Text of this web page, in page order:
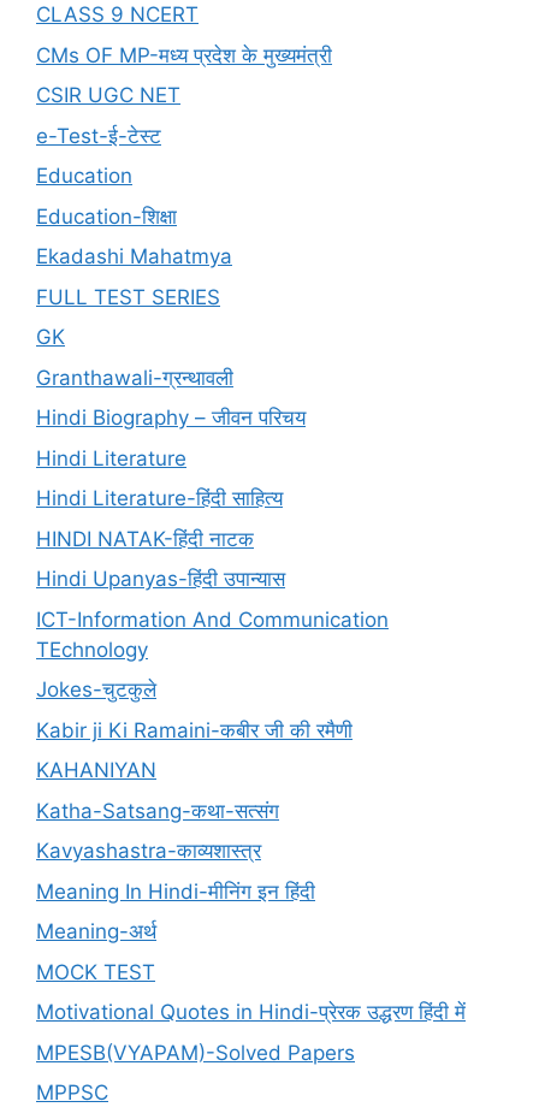
CLASS 9 NCERT
CMs OF MP-मध्य प्रदेश के मुख्यमंत्री
CSIR UGC NET
e-Test-ई-टेस्ट
Education
Education-शिक्षा
Ekadashi Mahatmya
FULL TEST SERIES
GK
Granthawali-ग्रन्थावली
Hindi Biography – जीवन परिचय
Hindi Literature
Hindi Literature-हिंदी साहित्य
HINDI NATAK-हिंदी नाटक
Hindi Upanyas-हिंदी उपान्यास
ICT-Information And Communication
TEchnology
Jokes-चुटकुले
Kabir ji Ki Ramaini-कबीर जी की रमैणी
KAHANIYAN
Katha-Satsang-कथा-सत्संग
Kavyashastra-काव्यशास्त्र
Meaning In Hindi-मीनिंग इन हिंदी
Meaning-अर्थ
MOCK TEST
Motivational Quotes in Hindi-प्रेरक उद्धरण हिंदी में
MPESB(VYAPAM)-Solved Papers
MPPSC